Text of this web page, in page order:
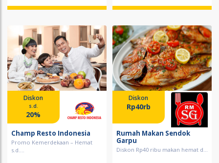
Diskon
s.d.
20%
Champ Resto Indonesia
Promo Kemerdekaan – Hemat
s.d....
Diskon
Rp40rb
Rumah Makan Sendok
Garpu
Diskon Rp40 ribu makan hemat d...